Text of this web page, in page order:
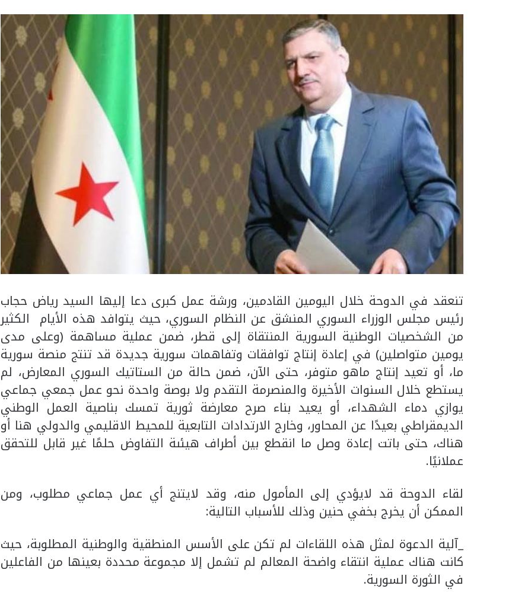
تنعقد في الدوحة خلال اليومين القادمين، ورشة عمل كبرى دعا إليها السيد رياض حجاب
رئيس مجلس الوزراء السوري المنشق عن النظام السوري، حيث يتوافد هذه الأيام الكثير
من الشخصيات الوطنية السورية المنتقاة إلى قطر، ضمن عملية مساهمة (وعلى مدى
يومين متواصلين) في إعادة إنتاج توافقات وتفاهمات سورية جديدة قد تنتج منصة سورية
ما، أو تعيد إنتاج ماهو متوفر، حتى الآن، ضمن حالة من الستاتيك السوري المعارض، لم
يستطع خلال السنوات الأخيرة والمنصرمة التقدم ولا بوصة واحدة نحو عمل جمعي جماعي
يوازي دماء الشهداء، أو يعيد بناء صرح معارضة ثورية تمسك بناصية العمل الوطني
الديمقراطي بعيدًا عن المحاور، وخارج الارتدادات التابعية للمحيط الاقليمي والدولي هنا أو
هناك، حتى باتت إعادة وصل ما انقطع بين أطراف هيئىة التفاوض حلمًا غير قابل للتحقق
عملانيًا.
لقاء الدوحة قد لايؤدي إلى المأمول منه، وقد لايتنج أي عمل جماعي مطلوب، ومن
الممكن أن يخرج بخفي حنين وذلك للأسباب التالية:
_آلية الدعوة لمثل هذه اللقاءات لم تكن على الأسس المنطقية والوطنية المطلوبة، حيث
كانت هناك عملية انتقاء واضحة المعالم لم تشمل إلا مجموعة محددة بعينها من الفاعلين
في الثورة السورية.